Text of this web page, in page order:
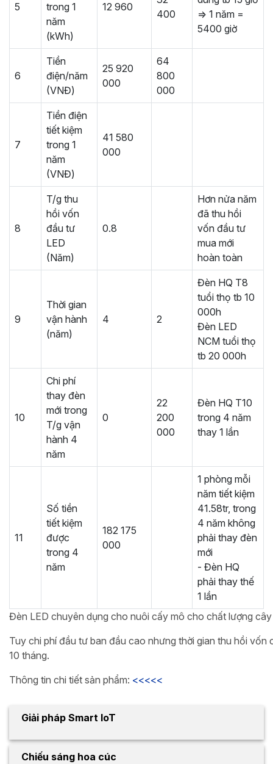
5
trong 1
năm
(kWh)
12 960
400
=> 1 năm =
5400 giờ
6
Tiền
điện/năm
(VNĐ)
25 920
000
64
800
000
7
Tiền điện
tiết kiệm
trong 1
năm
(VNĐ)
41 580
000
8
T/g thu
hồi vốn
đầu tư
LED
(Năm)
0.8
Hơn nửa năm
đã thu hồi
vốn đầu tư
mua mới
hoàn toàn
9
Thời gian
vận hành
(năm)
4 2
Đèn HQ T8
tuổi thọ tb 10
000h
Đèn LED
NCM tuổi thọ
tb 20 000h
10
Chi phí
thay đèn
mới trong
T/g vận
hành 4
năm
0
22
200
000
Đèn HQ T10
trong 4 năm
thay 1 lần
11
Số tiền
tiết kiệm
được
trong 4
năm
182 175
000
1 phòng mỗi
năm tiết kiệm
41.58tr, trong
4 năm không
phải thay đèn
mới
- Đèn HQ
phải thay thế
1 lần
Đèn LED chuyên dụng cho nuôi cấy mô cho chất lượng
Tuy chi phí đầu tư ban đầu cao nhưng thời gian thu hồi vốn
10 tháng.
Thông tin chi tiết sản phẩm: <<<<<
Giải pháp Smart IoT
Chiếu sáng hoa cúc